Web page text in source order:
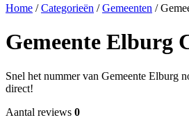
Home /Categorieën /Gemeenten /
Gemeente Elburg
Snel het nummer van Gemeente Elburg
direct!
Aantal reviews 0